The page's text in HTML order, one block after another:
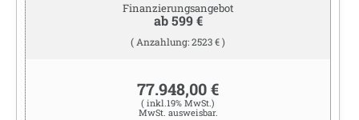
Finanzierungsangebot
ab 599 €
( Anzahlung: 2523 € )
77.948,00 €
( inkl.19% MwSt.)
MwSt. ausweisbar.